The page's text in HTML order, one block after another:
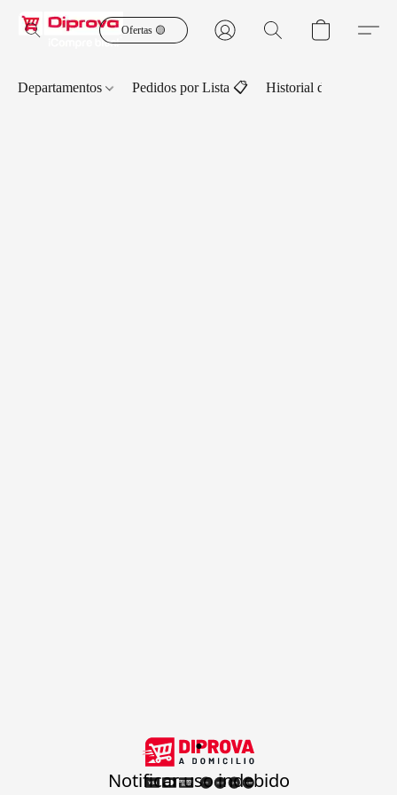
Ofertas 🟡
Departamentos Pedidos por Lista 📋 Historial de Pedidos
.
Notificar uso indebido